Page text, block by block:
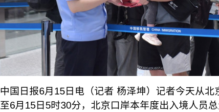
中国日报6月15日电（记者 杨泽坤）记者今天从北
至6月15日5时30分，北京口岸本年度出入境人员